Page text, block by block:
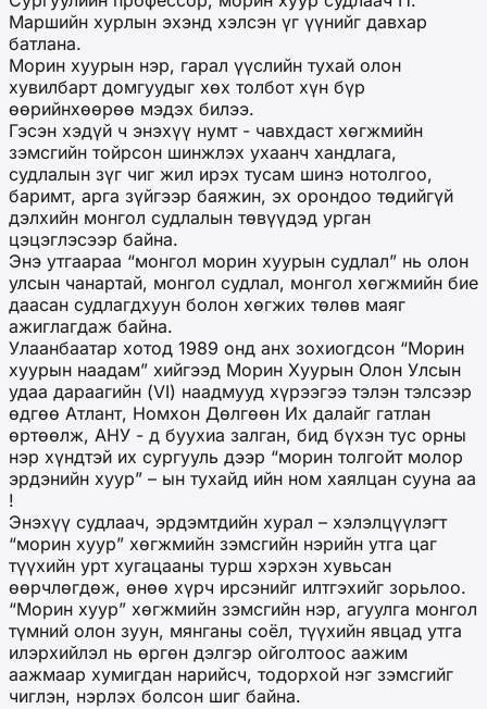
Маршийн хурлын эхэнд хэлсэн үг үүнийг давхар
батлана.
Морин хуурын нэр, гарал үүслийн тухай олон
хувилбарт домгуудыг хөх толбот хүн бүр
өөрийнхөөрөө мэдэх билээ.
Гэсэн хэдүй ч энэхүү нумт - чавхдаст хөгжмийн
зэмсгийн тойрсон шинжлэх ухаанч хандлага,
судлалын зүг чиг жил ирэх тусам шинэ нотолгоо,
баримт, арга зүйгээр баяжин, эх орондоо төдийгүй
дэлхийн монгол судлалын төвүүдэд урган
цэцэглэсээр байна.
Энэ утгаараа “монгол морин хуурын судлал” нь олон
улсын чанартай, монгол судлал, монгол хөгжмийн бие
даасан судлагдхуун болон хөгжих төлөв маяг
ажиглагдаж байна.
Улаанбаатар хотод 1989 онд анх зохиогдсон “Морин
хуурын наадам” хийгээд Морин Хуурын Олон Улсын
удаа дараагийн (VI) наадмууд хүрээгээ тэлэн тэлсээр
өдгөө Атлант, Номхон Дөлгөөн Их далайг гатлан
өртөөлж, АНУ - д буухиа залган, бид бүхэн тус орны
нэр хүндтэй их сургууль дээр “морин толгойт молор
эрдэнийн хуур” – ын тухайд ийн ном хаялцан сууна аа
!
Энэхүү судлаач, эрдэмтдийн хурал – хэлэлцүүлэгт
“морин хуур” хөгжмийн зэмсгийн нэрийн утга цаг
түүхийн урт хугацааны турш хэрхэн хувьсан
өөрчлөгдөж, өнөө хүрч ирсэнийг илтгэхийг зорьлоо.
“Морин хуур” хөгжмийн зэмсгийн нэр, агуулга монгол
түмний олон зуун, мянганы соёл, түүхийн явцад утга
илэрхийлэл нь өргөн дэлгэр ойголтоос аажим
аажмаар хумигдан нарийсч, тодорхой нэг зэмсгийг
чиглэн, нэрлэх болсон шиг байна.